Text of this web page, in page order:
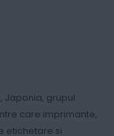
Japonia, grupul
care imprimante,
etichetare si